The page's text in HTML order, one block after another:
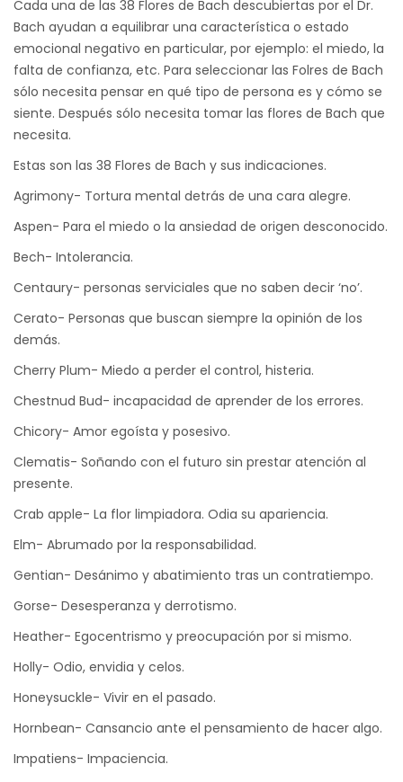
Cada una de las 38 Flores de Bach descubiertas por el Dr.
Bach ayudan a equilibrar una característica o estado
emocional negativo en particular, por ejemplo: el miedo, la
falta de confianza, etc. Para seleccionar las Folres de Bach
sólo necesita pensar en qué tipo de persona es y cómo se
siente. Después sólo necesita tomar las flores de Bach que
necesita.
Estas son las 38 Flores de Bach y sus indicaciones.
Agrimony- Tortura mental detrás de una cara alegre.
Aspen- Para el miedo o la ansiedad de origen desconocido.
Bech- Intolerancia.
Centaury- personas serviciales que no saben decir ‘no’.
Cerato- Personas que buscan siempre la opinión de los
demás.
Cherry Plum- Miedo a perder el control, histeria.
Chestnud Bud- incapacidad de aprender de los errores.
Chicory- Amor egoísta y posesivo.
Clematis- Soñando con el futuro sin prestar atención al
presente.
Crab apple- La flor limpiadora. Odia su apariencia.
Elm- Abrumado por la responsabilidad.
Gentian- Desánimo y abatimiento tras un contratiempo.
Gorse- Desesperanza y derrotismo.
Heather- Egocentrismo y preocupación por si mismo.
Holly- Odio, envidia y celos.
Honeysuckle- Vivir en el pasado.
Hornbean- Cansancio ante el pensamiento de hacer algo.
Impatiens- Impaciencia.